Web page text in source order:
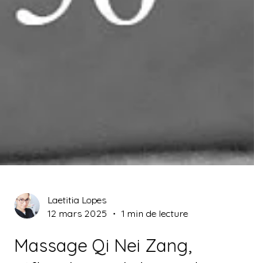
12 mars 2025
1 min de lecture